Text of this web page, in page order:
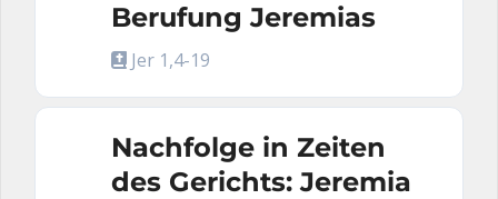
Berufung Jeremias
Jer 1,4-19
Nachfolge in Zeiten
des Gerichts: Jeremia